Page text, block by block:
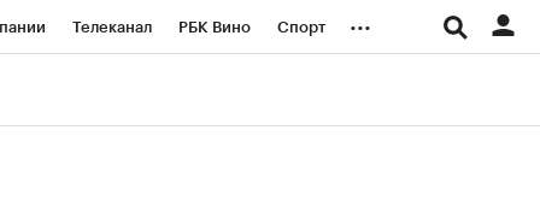
Телеканал РБК Вино Спорт ...